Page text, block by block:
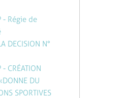
Régie de
DECISION N°
DONNE DU
SPORTIVES